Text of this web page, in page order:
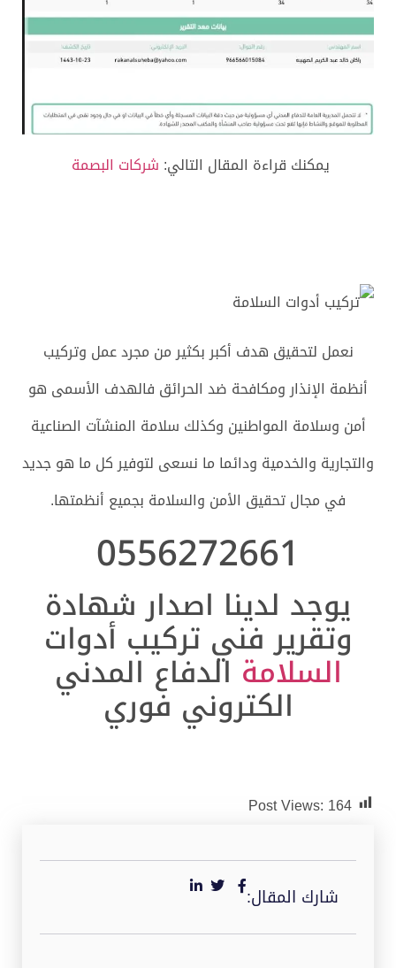
يمكنك قراءة المقال التالي: شركات البصمة
نعمل لتحقيق هدف أكبر بكثير من مجرد عمل وتركيب
أنظمة الإنذار ومكافحة ضد الحرائق فالهدف الأسمى هو
أمن وسلامة المواطنين وكذلك سلامة المنشآت الصناعية
والتجارية والخدمية ودائما ما نسعى لتوفير كل ما هو جديد
في مجال تحقيق الأمن والسلامة بجميع أنظمتها.
0556272661
يوجد لدينا اصدار شهادة
وتقرير فني تركيب أدوات
السلامة الدفاع المدني
الكتروني فوري
Post Views: 164
شارك المقال: